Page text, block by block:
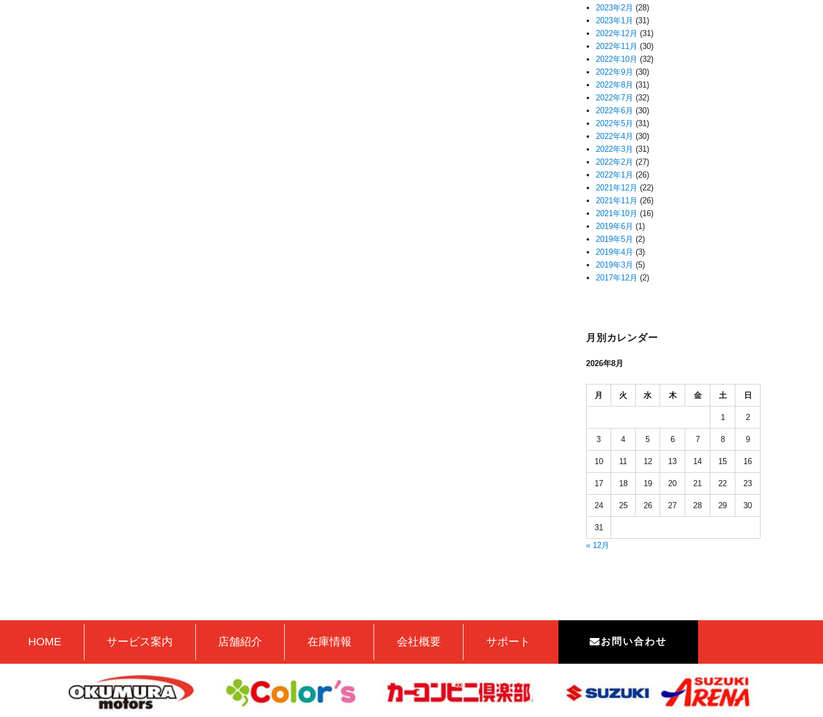
2023年2月 (28)
2023年1月 (31)
2022年12月 (31)
2022年11月 (30)
2022年10月 (32)
2022年9月 (30)
2022年8月 (31)
2022年7月 (32)
2022年6月 (30)
2022年5月 (31)
2022年4月 (30)
2022年3月 (31)
2022年2月 (27)
2022年1月 (26)
2021年12月 (22)
2021年11月 (26)
2021年10月 (16)
2019年6月 (1)
2019年5月 (2)
2019年4月 (3)
2019年3月 (5)
2017年12月 (2)
月別カレンダー
2026年8月
月 火 水 木 金 土 日
1 2
3 4 5 6 7 8 9
10 11 12 13 14 15 16
17 18 19 20 21 22 23
24 25 26 27 28 29 30
31
« 12月
HOME サービス案内 店舗紹介 在庫情報 会社概要 サポート お問い合わせ